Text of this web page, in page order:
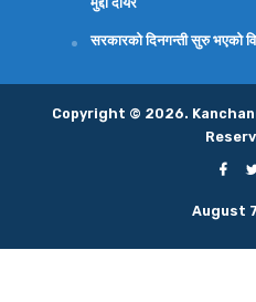
सरकारको दिनगन्ती सुरु भएको
Copyright © 2026.
August